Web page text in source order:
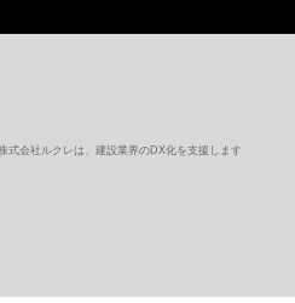
式会社ルクレは、建設業界のDX化を支援します